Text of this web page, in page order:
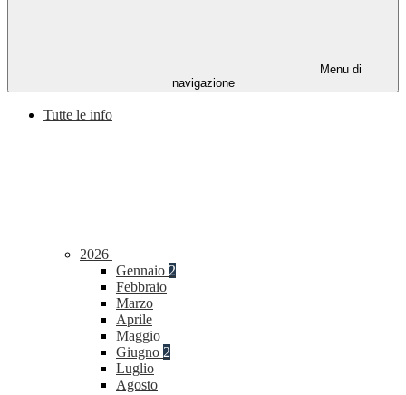
Menu di
navigazione
Tutte le info
2026
Gennaio 2
Febbraio
Marzo
Aprile
Maggio
Giugno 2
Luglio
Agosto